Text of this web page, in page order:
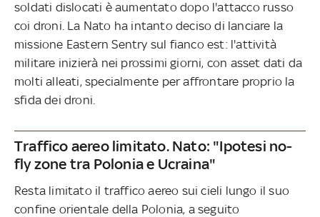
soldati dislocati è aumentato dopo l'attacco russo
coi droni. La Nato ha intanto deciso di lanciare la
missione Eastern Sentry sul fianco est: l'attività
militare inizierà nei prossimi giorni, con asset dati da
molti alleati, specialmente per affrontare proprio la
sfida dei droni.
Traffico aereo limitato. Nato: "Ipotesi no-
fly zone tra Polonia e Ucraina"
Resta limitato il traffico aereo sui cieli lungo il suo
confine orientale della Polonia, a seguito